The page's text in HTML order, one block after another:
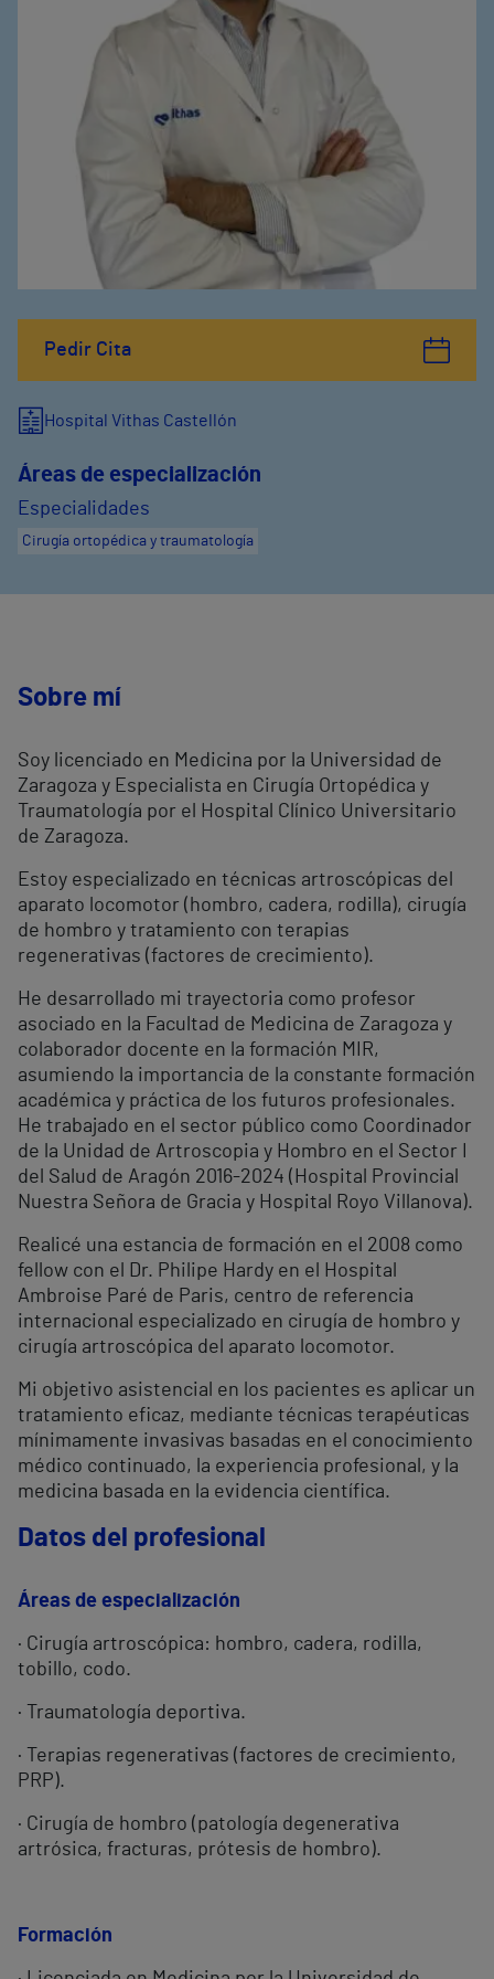
Pedir Cita
Hospital Vithas Castellón
Áreas de especialización
Especialidades
Cirugía ortopédica y traumatología
Sobre mí
Soy licenciado en Medicina por la Universidad de
Zaragoza y Especialista en Cirugía Ortopédica y
Traumatología por el Hospital Clínico Universitario
de Zaragoza.
Estoy especializado en técnicas artroscópicas del
aparato locomotor (hombro, cadera, rodilla), cirugía
de hombro y tratamiento con terapias
regenerativas (factores de crecimiento).
He desarrollado mi trayectoria como profesor
asociado en la Facultad de Medicina de Zaragoza y
colaborador docente en la formación MIR,
asumiendo la importancia de la constante formación
académica y práctica de los futuros profesionales.
He trabajado en el sector público como Coordinador
de la Unidad de Artroscopia y Hombro en el Sector I
del Salud de Aragón 2016-2024 (Hospital Provincial
Nuestra Señora de Gracia y Hospital Royo Villanova).
Realicé una estancia de formación en el 2008 como
fellow con el Dr. Philipe Hardy en el Hospital
Ambroise Paré de Paris, centro de referencia
internacional especializado en cirugía de hombro y
cirugía artroscópica del aparato locomotor.
Mi objetivo asistencial en los pacientes es aplicar un
tratamiento eficaz, mediante técnicas terapéuticas
mínimamente invasivas basadas en el conocimiento
médico continuado, la experiencia profesional, y la
medicina basada en la evidencia científica.
Datos del profesional
Áreas de especialización
· Cirugía artroscópica: hombro, cadera, rodilla,
tobillo, codo.
· Traumatología deportiva.
· Terapias regenerativas (factores de crecimiento,
PRP).
· Cirugía de hombro (patología degenerativa
artrósica, fracturas, prótesis de hombro).
Formación